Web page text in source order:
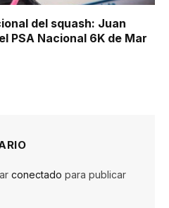
del squash: Juan
PSA Nacional 6K de Mar
conectado para publicar